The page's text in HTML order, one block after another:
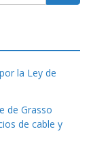
la Ley de
de Grasso
de cable y